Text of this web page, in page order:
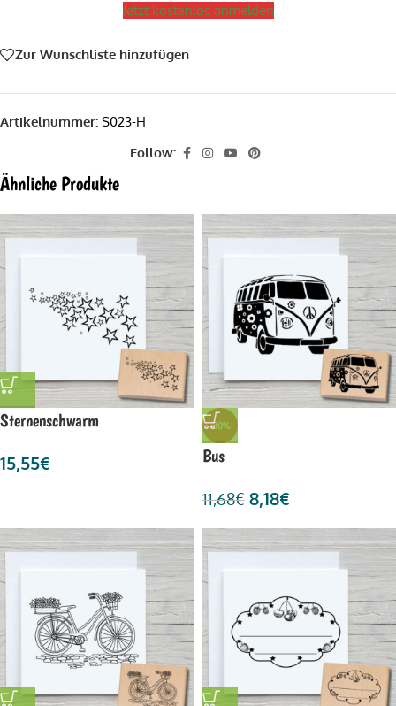
Jetzt kostenlos anmelden
Zur Wunschliste hinzufügen
Artikelnummer: S023-H
Follow:
Ähnliche Produkte
Sternenschwarm
15,55€
-30%
Bus
11,68€ 8,18€